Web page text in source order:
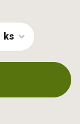
ks